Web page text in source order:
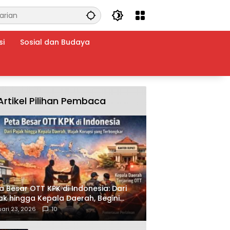
Sosial dan Budaya
Pilihan Pembaca
Besar OTT KPK di Indonesia: Dari
hingga Kepala Daerah, Begini
Korupsi yang Terbongkar
23, 2026 10